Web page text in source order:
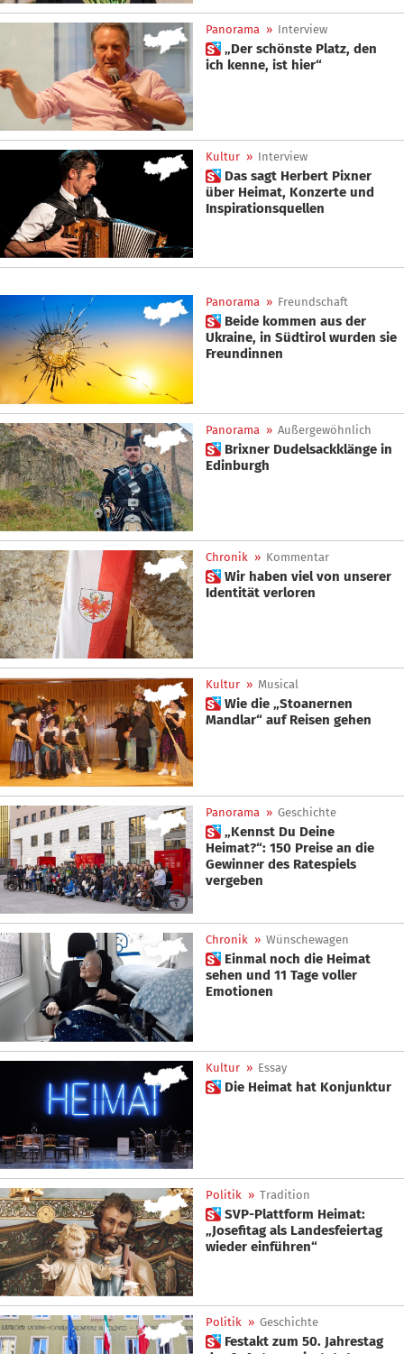
Panorama » Interview
 „Der schönste Platz, den
ich kenne, ist hier“
Kultur » Interview
 Das sagt Herbert Pixner
über Heimat, Konzerte und
Inspirationsquellen
Panorama » Freundschaft
 Beide kommen aus der
Ukraine, in Südtirol wurden sie
Freundinnen
Panorama » Außergewöhnlich
 Brixner Dudelsackklänge in
Edinburgh
Chronik » Kommentar
 Wir haben viel von unserer
Identität verloren
Kultur » Musical
 Wie die „Stoanernen
Mandlar“ auf Reisen gehen
Panorama » Geschichte
 „Kennst Du Deine
Heimat?“: 150 Preise an die
Gewinner des Ratespiels
vergeben
Chronik » Wünschewagen
 Einmal noch die Heimat
sehen und 11 Tage voller
Emotionen
Kultur » Essay
 Die Heimat hat Konjunktur
Politik » Tradition
 SVP-Plattform Heimat:
„Josefitag als Landesfeiertag
wieder einführen“
Politik » Geschichte
 Festakt zum 50. Jahrestag